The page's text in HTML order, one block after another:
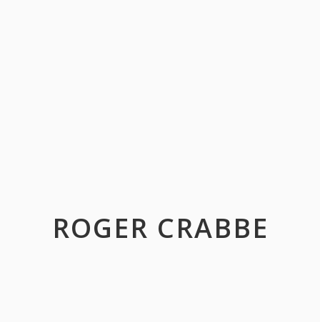
ROGER CRABBE